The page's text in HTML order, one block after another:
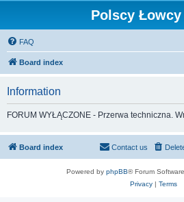
Polscy
FAQ
Board index
Information
FORUM WYŁĄCZONE - Przerwa techniczna.
Board index Contact us
Powered by phpBB® Forum
Privacy| Terms